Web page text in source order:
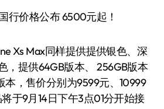
Xs Max同样提供提供银色、深
，提供64GB版本、 256GB版本
本，售价分别为9599元、10999
于9月14日下午3点01分开始接